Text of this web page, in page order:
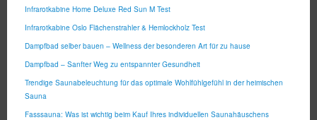
Infrarotkabine Home Deluxe Red Sun M Test
Infrarotkabine Oslo Flächenstrahler & Hemlockholz Test
Dampfbad selber bauen – Wellness der besonderen Art für zu hause
Dampfbad – Sanfter Weg zu entspannter Gesundheit
Trendige Saunabeleuchtung für das optimale Wohlfühlgefühl in der heimischen
Sauna
Fasssauna: Was ist wichtig beim Kauf Ihres individuellen Saunahäuschens